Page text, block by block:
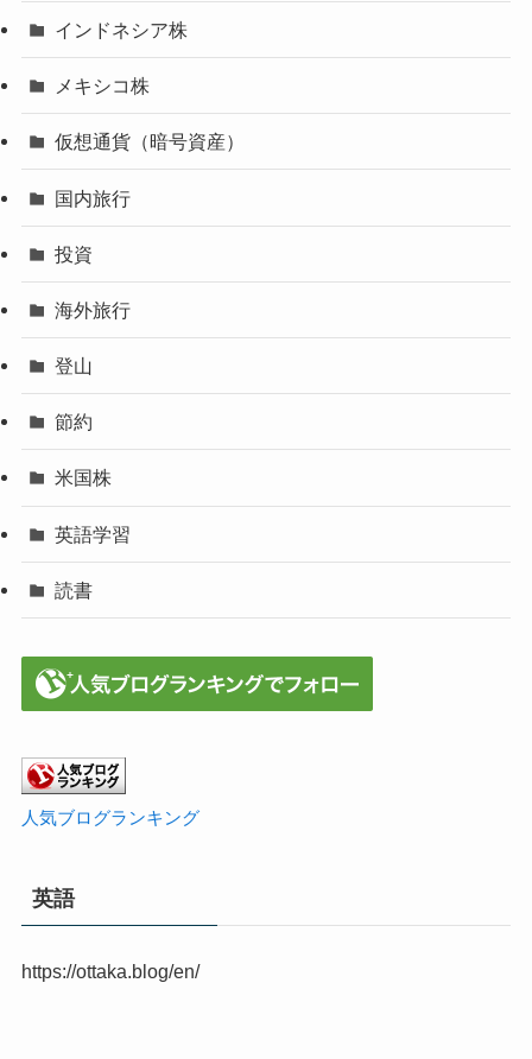
インドネシア株
メキシコ株
仮想通貨（暗号資産）
国内旅行
投資
海外旅行
登山
節約
米国株
英語学習
読書
人気ブログランキング
英語
https://ottaka.blog/en/